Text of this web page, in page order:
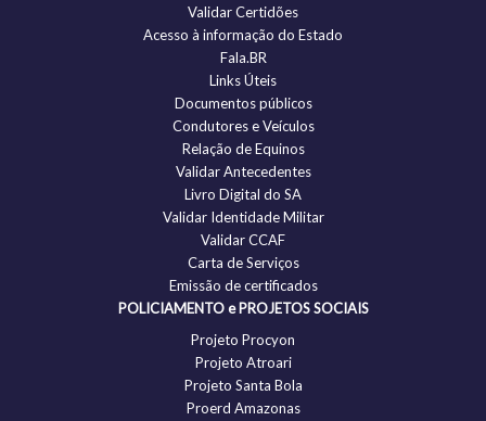
Validar Certidões
Acesso à informação do Estado
Fala.BR
Links Úteis
Documentos públicos
Condutores e Veículos
Relação de Equinos
Validar Antecedentes
Livro Digital do SA
Validar Identidade Militar
Validar CCAF
Carta de Serviços
Emissão de certificados
POLICIAMENTO e PROJETOS SOCIAIS
Projeto Procyon
Projeto Atroari
Projeto Santa Bola
Proerd Amazonas